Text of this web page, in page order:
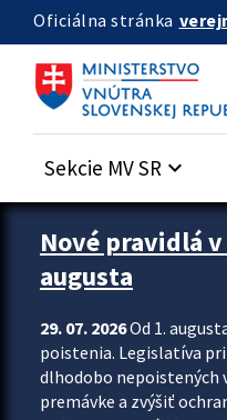
Preskocit na hlavný obsah
Oficiálna stránka
Sekcie MV SR keyboard_arrow_down
Zastavit automatický posun
Nové pravidlá
augusta
29. 07. 2026Od 1.
poistenia. Legislatíva
dlhodobo nepoistených
premávke a zvýšiť